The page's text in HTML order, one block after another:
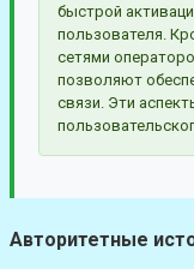
быстрой
пользователя.
сетями
позволяют
связи. Эти
Авторитетные